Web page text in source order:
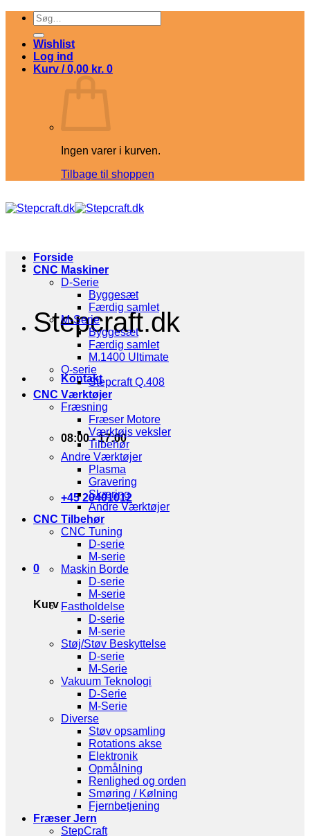
Fortsæt
indhold
Søg
efter:
Wishlist
Log ind
Kurv /0,00 kr. 0
Ingen varer i kurven.
Tilbage til shoppen
Stepcraft.dk
Kontakt
08:00 - 17:00
+45 20401012
0
Kurv
Forside
CNC Maskiner
D-Serie
Byggesæt
Færdig samlet
M-Serie
Byggesæt
Færdig samlet
M.1400 Ultimate
Q-serie
Stepcraft Q.408
CNC Værktøjer
Fræsning
Fræser Motore
Værktøjs veksler
Tilbehør
Andre Værktøjer
Plasma
Gravering
Skæring
Andre Værktøjer
CNC Tilbehør
CNC Tuning
D-serie
M-serie
Maskin Borde
D-serie
M-serie
Fastholdelse
D-serie
M-serie
Støj/Støv Beskyttelse
D-serie
M-Serie
Vakuum Teknologi
D-Serie
M-Serie
Diverse
Støv opsamling
Rotations akse
Elektronik
Opmålning
Renlighed og orden
Smøring / Kølning
Fjernbetjening
Fræser Jern
StepCraft